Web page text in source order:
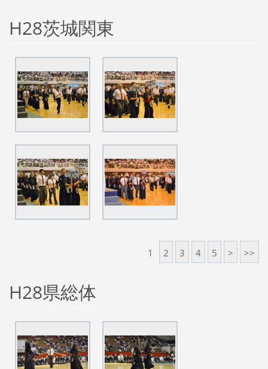
H28茨城関東
1 2 3 4 5 > >>
H28県総体